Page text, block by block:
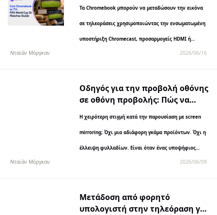
Κυπέλλου της FIFA
Τα Chromebook μπορούν να μεταδώσουν την εικόνα
σε τηλεοράσεις χρησιμοποιώντας την ενσωματωμένη
υποστήριξη Chromecast, προσαρμογείς HDMI ή
του Παγκοσμίου Κυπέλλου FIFA 2026,...
Νταϊάν Μόργκαν 2026/06/16
Οδηγός για την προβολή οθόνης
σε οθόνη προβολής: Πώς να
επιδείξεις με το 1001 TVs
Η χειρότερη στιγμή κατά την παρουσίαση με screen
mirroring; Όχι μια αδιάφορη γκάμα προϊόντων. Όχι η
έλλειψη φυλλαδίων. Είναι όταν ένας υποψήφιος
πελάτης είναι έτοιμος να δει την επίδειξή σας και...
Νταϊάν Μόργκαν 2026/06/09
Μετάδοση από φορητό
υπολογιστή στην τηλεόραση για